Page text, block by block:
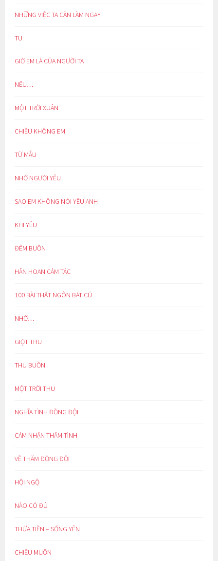
NHỮNG VIỆC TA CẦN LÀM NGAY
TU
GIỜ EM LÀ CỦA NGƯỜI TA
NẾU…
MỘT TRỜI XUÂN
CHIỀU KHÔNG EM
TỪ MẪU
NHỚ NGƯỜI YÊU
SAO EM KHÔNG NÓI YÊU ANH
KHI YÊU
ĐÊM BUỒN
HÂN HOAN CẢM TÁC
100 BÀI THẤT NGÔN BÁT CÚ
NHỚ…
GIỌT THU
THU BUỒN
MỘT TRỜI THU
NGHĨA TÌNH ĐỒNG ĐỘI
CẢM NHẬN THÂM TÌNH
VỀ THĂM ĐỒNG ĐỘI
HỘI NGỘ
NÀO CÓ ĐỦ
THỪA TIỀN – SỐNG YÊN
CHIỀU MUỘN